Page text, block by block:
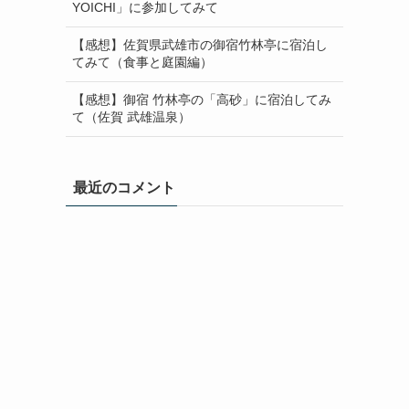
YOICHI」に参加してみて
【感想】佐賀県武雄市の御宿竹林亭に宿泊し
てみて（食事と庭園編）
【感想】御宿 竹林亭の「高砂」に宿泊してみ
て（佐賀 武雄温泉）
最近のコメント